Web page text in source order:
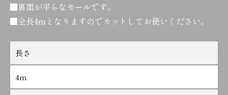
■裏面が平らなモールです。
■全長4mとなりますのでカットしてお使いください。
長さ
4m